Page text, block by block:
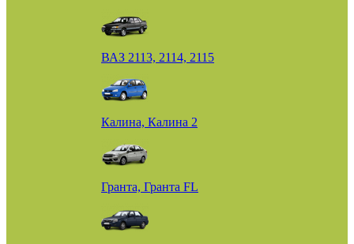
ВАЗ 2113, 2114, 2115
Калина, Калина 2
Гранта, Гранта FL